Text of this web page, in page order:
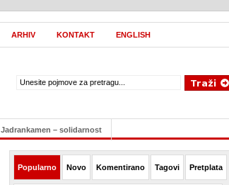
ARHIV KONTAKT ENGLISH
Jadrankamen – solidarnost
Popularno Novo Komentirano Tagovi Pretplata